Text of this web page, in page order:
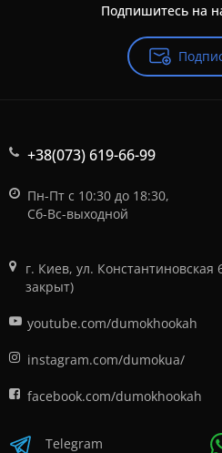
Подпишитесь на
+38(073) 619-66-99
Пн-Пт с 10:30 до 18:30,
Сб-Вс-выходной
г. Киев, ул.
закрыт)
youtube.com/dumokhookah
instagram.com/dumokua/
facebook.com/dumokhookah
Telegram